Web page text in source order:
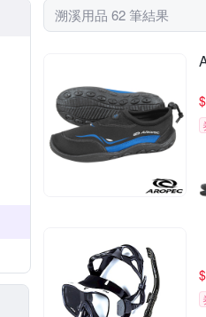
溯溪用品 62 筆結果
$
$